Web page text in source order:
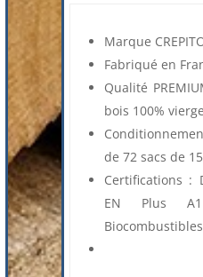
Marque
Fabriqué en
Qualité
bois 100%
de 72 sacs de
Certifications :
EN Plus
Biocombustibles